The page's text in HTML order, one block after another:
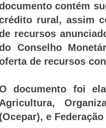
contém
rural, assim
recursos
Conselho
de recursos
documento foi
Agricultura,
(Ocepar), e